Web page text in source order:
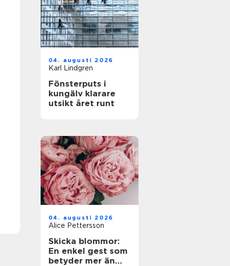
04. augusti 2026
Karl Lindgren
Fönsterputs i
kungälv klarare
utsikt året runt
04. augusti 2026
Alice Pettersson
Skicka blommor:
En enkel gest som
betyder mer än